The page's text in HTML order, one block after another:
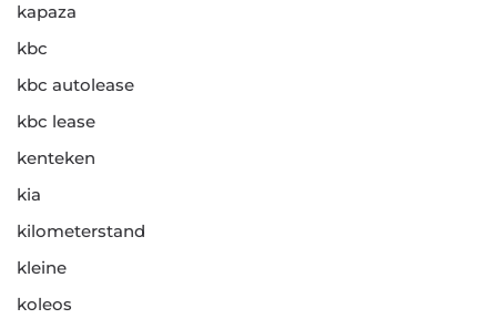
kapaza
kbc
kbc autolease
kbc lease
kenteken
kia
kilometerstand
kleine
koleos